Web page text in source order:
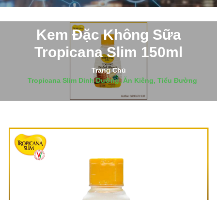
Kem Đặc Không Sữa
Tropicana Slim 150ml
Trang Chủ
Tropicana Slim Dinh Dưỡng, Ăn Kiêng, Tiểu Đường